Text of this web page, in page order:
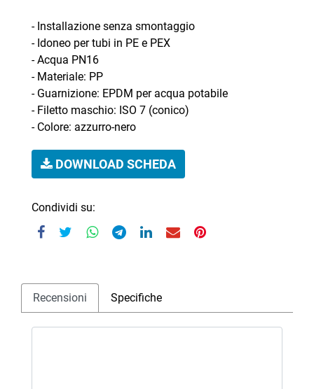
- Installazione senza smontaggio
- Idoneo per tubi in PE e PEX
- Acqua PN16
- Materiale: PP
- Guarnizione: EPDM per acqua potabile
- Filetto maschio: ISO 7 (conico)
- Colore: azzurro-nero
DOWNLOAD SCHEDA
Condividi su:
Recensioni Specifiche